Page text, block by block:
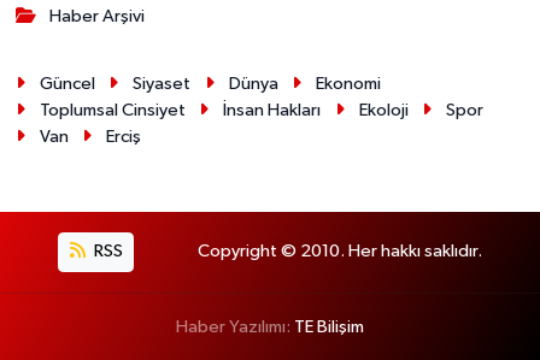
Haber Arşivi
Güncel Siyaset Dünya
Ekonomi
Toplumsal Cinsiyet
İnsan Hakları Ekoloji
Spor
Van
Erciş
RSS Copyright © 2010. Her hakkı saklıdır.
Haber Yazılımı: TE Bilişim